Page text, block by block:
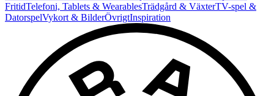
FritidTelefoni, Tablets & WearablesTrädgård & VäxterTV-spel &
DatorspelVykort & BilderÖvrigtInspiration